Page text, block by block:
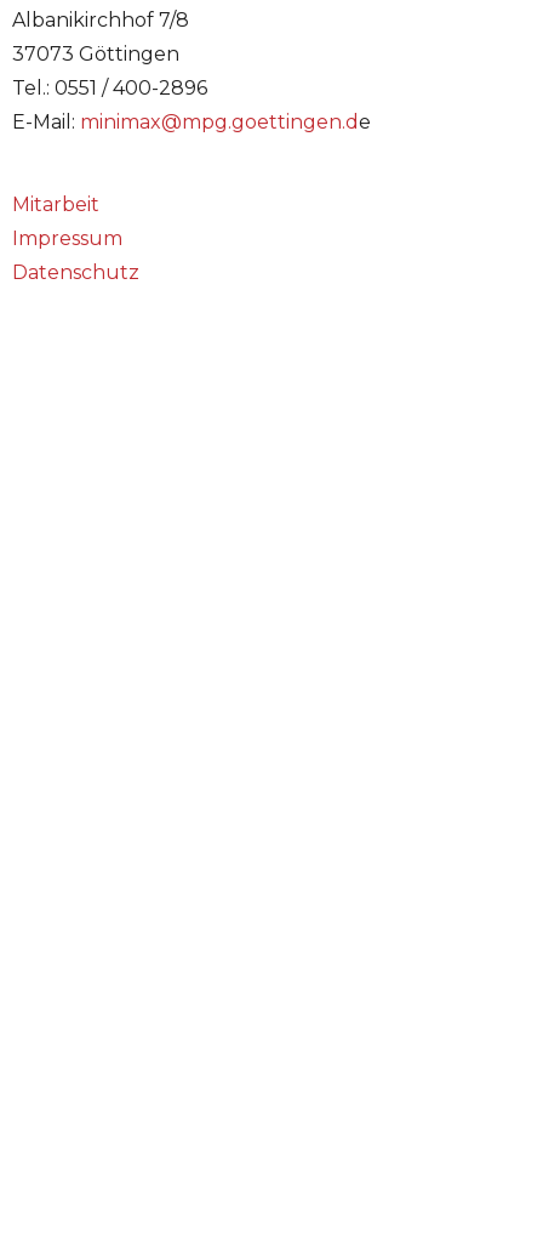
Albanikirchhof 7/8
37073 Göttingen
Tel.: 0551 / 400-2896
E-Mail: minimax@mpg.goettingen.de
Mitarbeit
Impressum
Datenschutz